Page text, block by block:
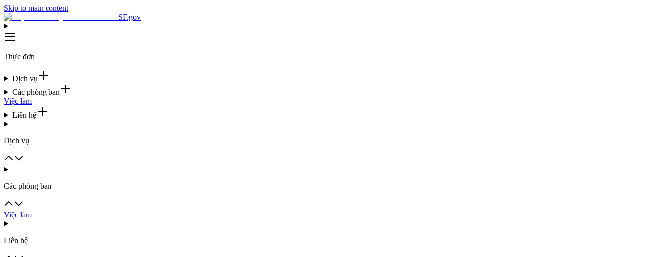
Skip to main content
SF.gov
Thực đơn
Dịch vụ
Các phòng ban
Việc làm
Liên hệ
Dịch vụ
Các phòng ban
Việc làm
Liên hệ